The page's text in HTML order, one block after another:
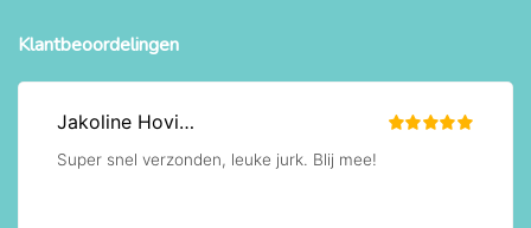
Klantbeoordelingen